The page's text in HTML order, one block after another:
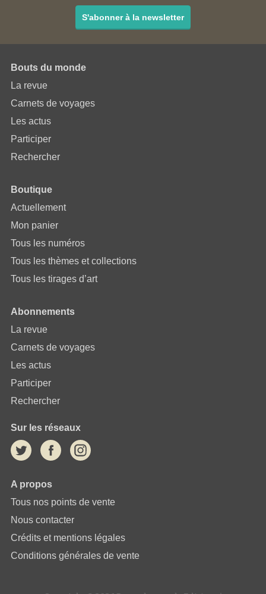
S'abonner à la newsletter
Bouts du monde
La revue
Carnets de voyages
Les actus
Participer
Rechercher
Boutique
Actuellement
Mon panier
Tous les numéros
Tous les thèmes et collections
Tous les tirages d’art
Abonnements
La revue
Carnets de voyages
Les actus
Participer
Rechercher
Sur les réseaux
A propos
Tous nos points de vente
Nous contacter
Crédits et mentions légales
Conditions générales de vente